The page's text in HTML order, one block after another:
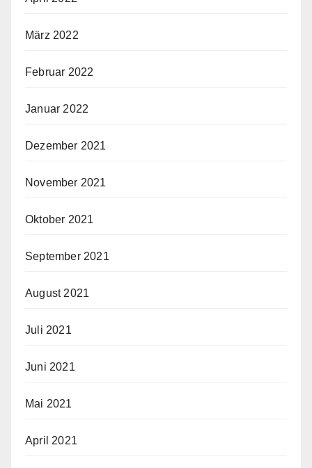
März 2022
Februar 2022
Januar 2022
Dezember 2021
November 2021
Oktober 2021
September 2021
August 2021
Juli 2021
Juni 2021
Mai 2021
April 2021